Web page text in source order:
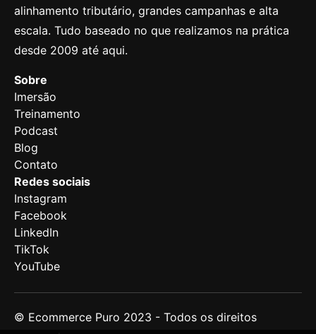
alinhamento tributário, grandes campanhas e alta
escala. Tudo baseado no que realizamos na prática
desde 2009 até aqui.
Sobre
Imersão
Treinamento
Podcast
Blog
Contato
Redes sociais
Instagram
Facebook
LinkedIn
TikTok
YouTube
© Ecommerce Puro 2023 - Todos os direitos